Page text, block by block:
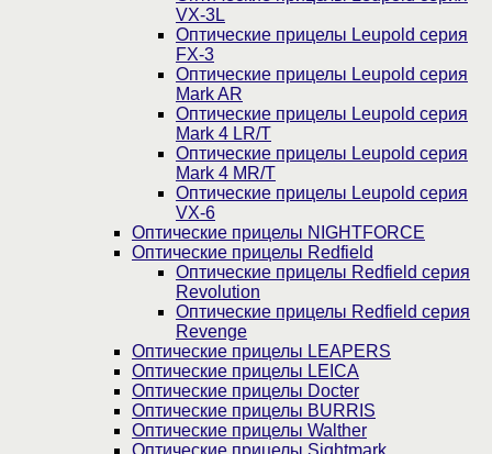
VX-3L
Оптические прицелы Leupold серия
FX-3
Оптические прицелы Leupold серия
Mark AR
Оптические прицелы Leupold серия
Mark 4 LR/T
Оптические прицелы Leupold серия
Mark 4 MR/T
Оптические прицелы Leupold серия
VX-6
Оптические прицелы NIGHTFORCE
Оптические прицелы Redfield
Оптические прицелы Redfield серия
Revolution
Оптические прицелы Redfield серия
Revenge
Оптические прицелы LEAPERS
Оптические прицелы LEICA
Оптические прицелы Docter
Оптические прицелы BURRIS
Оптические прицелы Walther